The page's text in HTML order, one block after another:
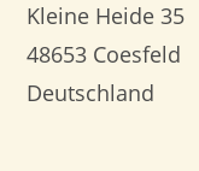
Kleine Heide 35
48653 Coesfeld
Deutschland